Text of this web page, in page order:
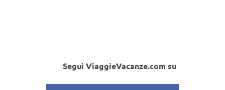
Segui ViaggieVacanze.com su